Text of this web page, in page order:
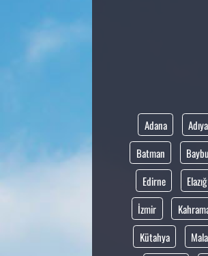
Adana
Batman
Edirne
Elazığ
İzmir
Kütahya